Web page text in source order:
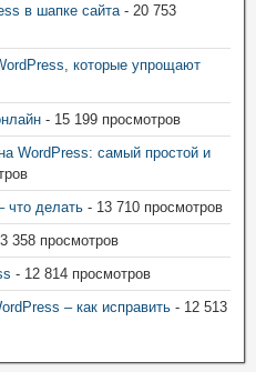
в шапке сайта- 20 753
которые упрощают
- 15 199 просмотров
WordPress: самый простой и
что делать - 13 710 просмотров
358 просмотров
- 12 814 просмотров
– как исправить - 12 513